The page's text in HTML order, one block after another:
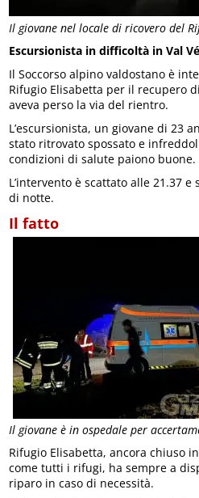
Il giovane nel locale di ricovero del
Escursionista in difficoltà in Val
Il Soccorso alpino valdostano è
Rifugio Elisabetta per il recupero
aveva perso la via del rientro.
L’escursionista, un giovane di 23
stato ritrovato spossato e
condizioni di salute paiono buone.
L’intervento è scattato alle 21.37 e
di notte.
Il fatto
Il giovane è in ospedale per
Rifugio Elisabetta, ancora chiuso
come tutti i rifugi, ha sempre a
riparo in caso di necessità.